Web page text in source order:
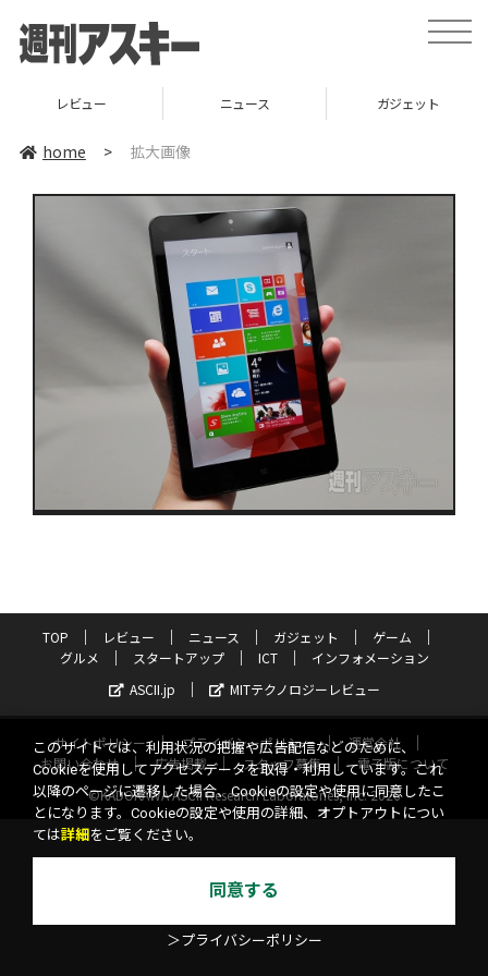
toggle
レビュー ニュース ガジェット
home > 拡大画像
TOP レビュー ニュース ガジェット
ゲーム
グルメ
スタートアップ ICT
インフォメーション
ASCII.jp
MITテクノロジーレビュー
サイトポリシー プライバシーポリシー
運営会社
お問い合わせ
広告掲載 スタッフ募集
電子版について
©KADOKAWA ASCII Research Laboratories, Inc. 2026
このサイトでは、利用状況の把握や広告配信などのために、
Cookieを使用してアクセスデータを取得・利用しています。これ
以降のページに遷移した場合、Cookieの設定や使用に同意したこ
とになります。Cookieの設定や使用の詳細、オプトアウトについ
ては詳細 をご覧ください。
同意する
＞プライバシーポリシー